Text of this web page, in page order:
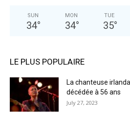
SUN
34°
MON
34°
TUE
35°
LE PLUS POPULAIRE
La chanteuse
décédée à 56 ans
July 27, 2023